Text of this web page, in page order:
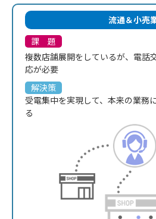
流通＆小売
課 題
複数店舗展開をしているが、 電話
応が必要
解決策
受電集中を実現して、本来の業務
る